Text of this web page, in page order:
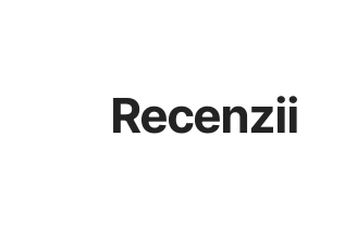
Recenzii